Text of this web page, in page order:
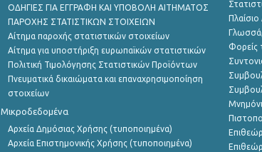
ΟΔΗΓΙΕΣ ΓΙΑ ΕΓΓΡΑΦΗ ΚΑΙ ΥΠΟΒΟΛΗ ΑΙΤΗΜΑΤΟΣ
ΠΑΡΟΧΗΣ ΣΤΑΤΙΣΤΙΚΩΝ ΣΤΟΙΧΕΙΩΝ
Αίτημα παροχής στατιστικών στοιχείων
Αίτημα για υποστήριξη ευρωπαϊκών στατιστικών
Πολιτική Τιμολόγησης Στατιστικών Προϊόντων
Πνευματικά δικαιώματα και επαναχρησιμοποίηση
στοιχείων
Μικροδεδομένα
Αρχεία Δημόσιας Χρήσης (τυποποιημένα)
Αρχεία Επιστημονικής Χρήσης (τυποποιημένα)
Φορείς